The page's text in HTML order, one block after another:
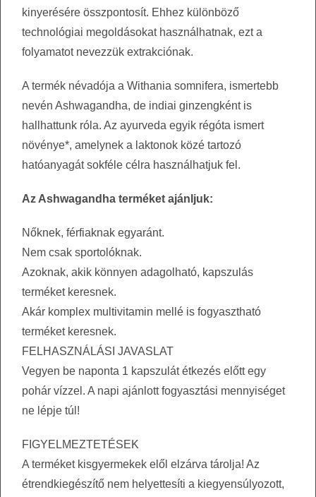
kinyerésére összpontosít. Ehhez különböző
technológiai megoldásokat használhatnak, ezt a
folyamatot nevezzük extrakciónak.
A termék névadója a Withania somnifera, ismertebb
nevén Ashwagandha, de indiai ginzengként is
hallhattunk róla. Az ayurveda egyik régóta ismert
növénye*, amelynek a laktonok közé tartozó
hatóanyagát sokféle célra használhatjuk fel.
Az Ashwagandha terméket ajánljuk:
Nőknek, férfiaknak egyaránt.
Nem csak sportolóknak.
Azoknak, akik könnyen adagolható, kapszulás
terméket keresnek.
Akár komplex multivitamin mellé is fogyasztható
terméket keresnek.
FELHASZNÁLÁSI JAVASLAT
Vegyen be naponta 1 kapszulát étkezés előtt egy
pohár vízzel. A napi ajánlott fogyasztási mennyiséget
ne lépje túl!
FIGYELMEZTETÉSEK
A terméket kisgyermekek elől elzárva tárolja! Az
étrendkiegészítő nem helyettesíti a kiegyensúlyozott,